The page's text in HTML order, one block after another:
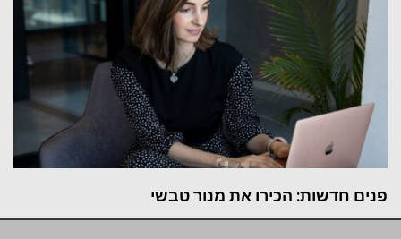
פנים חדשות: הכירו את מנור טבשי